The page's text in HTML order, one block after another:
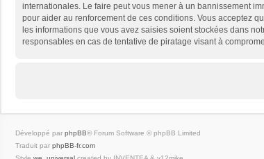
internationales. Le faire peut vous mener à un bannissement
pour aider au renforcement de ces conditions. Vous acceptez
les informations que vous avez saisies soient stockées dans
responsables en cas de tentative de piratage visant à
Développé par phpBB® Forum Software © phpBB Limited
Traduit par phpBB-fr.com